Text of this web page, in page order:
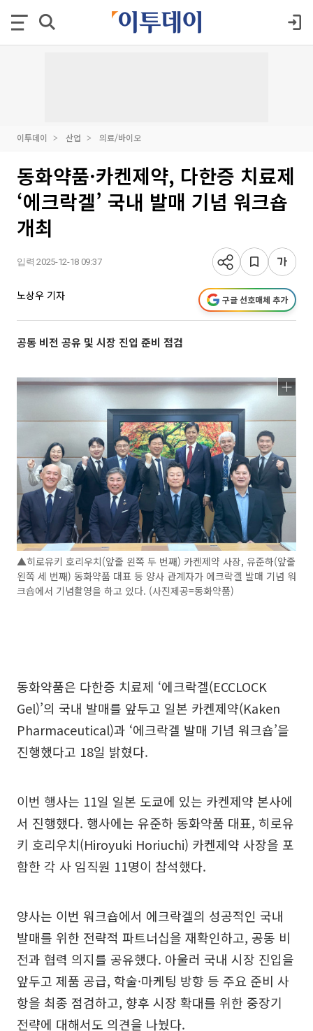
이투데이 산업 의료/바이오
동화약품·카켄제약, 다한증 치료제
‘에크락겔’ 국내 발매 기념 워크숍
개최
입력 2025-12-18 09:37
노상우 기자 구글 선호매체 추가
공동 비전 공유 및 시장 진입 준비 점검
▲히로유키 호리우치(앞줄 왼쪽 두 번째) 카켄제약 사장, 유준하(앞줄
왼쪽 세 번째) 동화약품 대표 등 양사 관계자가 에크락겔 발매 기념 워
크숍에서 기념촬영을 하고 있다. (사진제공=동화약품)
동화약품은 다한증 치료제 ‘에크락겔(ECCLOCK
Gel)’의 국내 발매를 앞두고 일본 카켄제약(Kaken
Pharmaceutical)과 ‘에크락겔 발매 기념 워크숍’을
진행했다고 18일 밝혔다.
이번 행사는 11일 일본 도쿄에 있는 카켄제약 본사에
서 진행했다. 행사에는 유준하 동화약품 대표, 히로유
키 호리우치(Hiroyuki Horiuchi) 카켄제약 사장을 포
함한 각 사 임직원 11명이 참석했다.
양사는 이번 워크숍에서 에크락겔의 성공적인 국내
발매를 위한 전략적 파트너십을 재확인하고, 공동 비
전과 협력 의지를 공유했다. 아울러 국내 시장 진입을
앞두고 제품 공급, 학술·마케팅 방향 등 주요 준비 사
항을 최종 점검하고, 향후 시장 확대를 위한 중장기
전략에 대해서도 의견을 나눴다.